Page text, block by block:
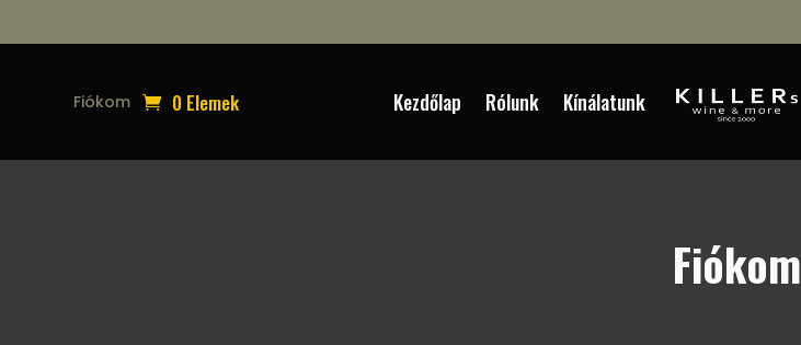
Fiókom 0 Elemek Kezdőlap Rólunk Kínálatunk
Fiókom